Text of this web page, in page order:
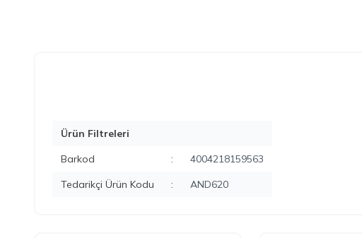
Ürün Filtreleri
Barkod
:
4004218159563
Tedarikçi Ürün Kodu
: AND620